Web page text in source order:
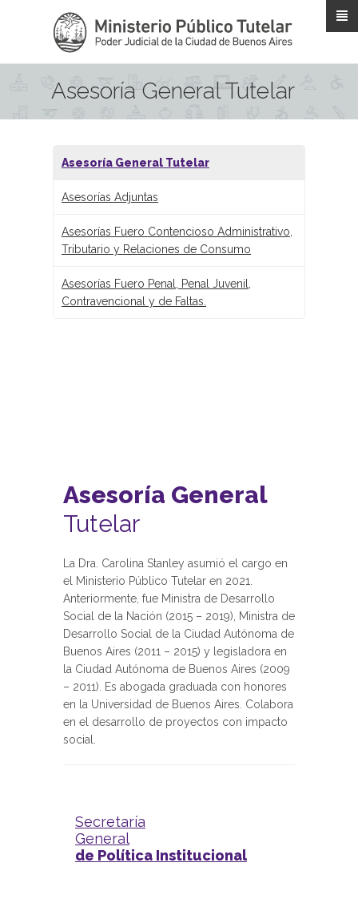
Asesoría General Tutelar
Asesoría General Tutelar
Asesorías Adjuntas
Asesorías Fuero Contencioso Administrativo,
Tributario y Relaciones de Consumo
Asesorías Fuero Penal, Penal Juvenil,
Contravencional y de Faltas.
Asesoría General
Tutelar
La Dra. Carolina Stanley asumió el cargo en
el Ministerio Público Tutelar en 2021.
Anteriormente, fue Ministra de Desarrollo
Social de la Nación (2015 – 2019), Ministra de
Desarrollo Social de la Ciudad Autónoma de
Buenos Aires (2011 – 2015) y legisladora en
la Ciudad Autónoma de Buenos Aires (2009
– 2011). Es abogada graduada con honores
en la Universidad de Buenos Aires. Colabora
en el desarrollo de proyectos con impacto
social.
Secretaría
General
de Política Institucional